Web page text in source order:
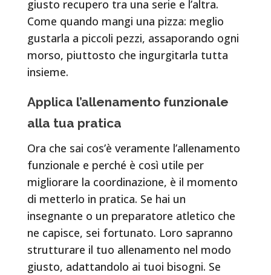
giusto recupero tra una serie e l’altra.
Come quando mangi una pizza: meglio
gustarla a piccoli pezzi, assaporando ogni
morso, piuttosto che ingurgitarla tutta
insieme.
Applica l’allenamento funzionale
alla tua pratica
Ora che sai cos’è veramente l’allenamento
funzionale e perché è così utile per
migliorare la coordinazione, è il momento
di metterlo in pratica. Se hai un
insegnante o un preparatore atletico che
ne capisce, sei fortunato. Loro sapranno
strutturare il tuo allenamento nel modo
giusto, adattandolo ai tuoi bisogni. Se